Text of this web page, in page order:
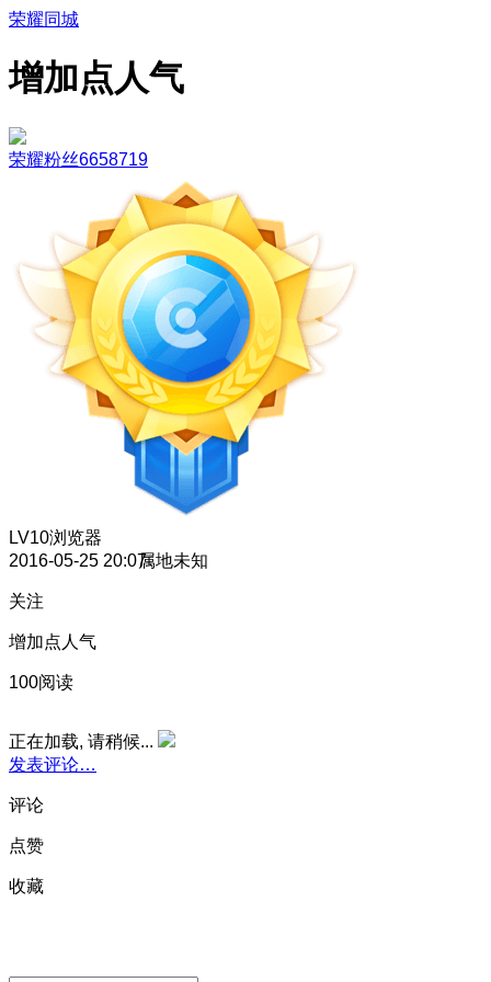
荣耀同城
增加点人气
荣耀粉丝6658719
LV10浏览器
2016-05-25 20:07属地未知
关注
增加点人气
100阅读
正在加载, 请稍候...
发表评论…
评论
点赞
收藏